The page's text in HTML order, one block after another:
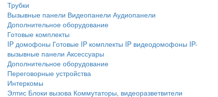
Трубки
Вызывные панели Видеопанели Аудиопанели
Дополнительное оборудование
Готовые комплекты
IP домофоны Готовые IP комплекты IP видеодомофоны IP-
вызывные панели Аксессуары
Дополнительное оборудование
Переговорные устройства
Интеркомы
Элтис Блоки вызова Коммутаторы, видеоразветвители